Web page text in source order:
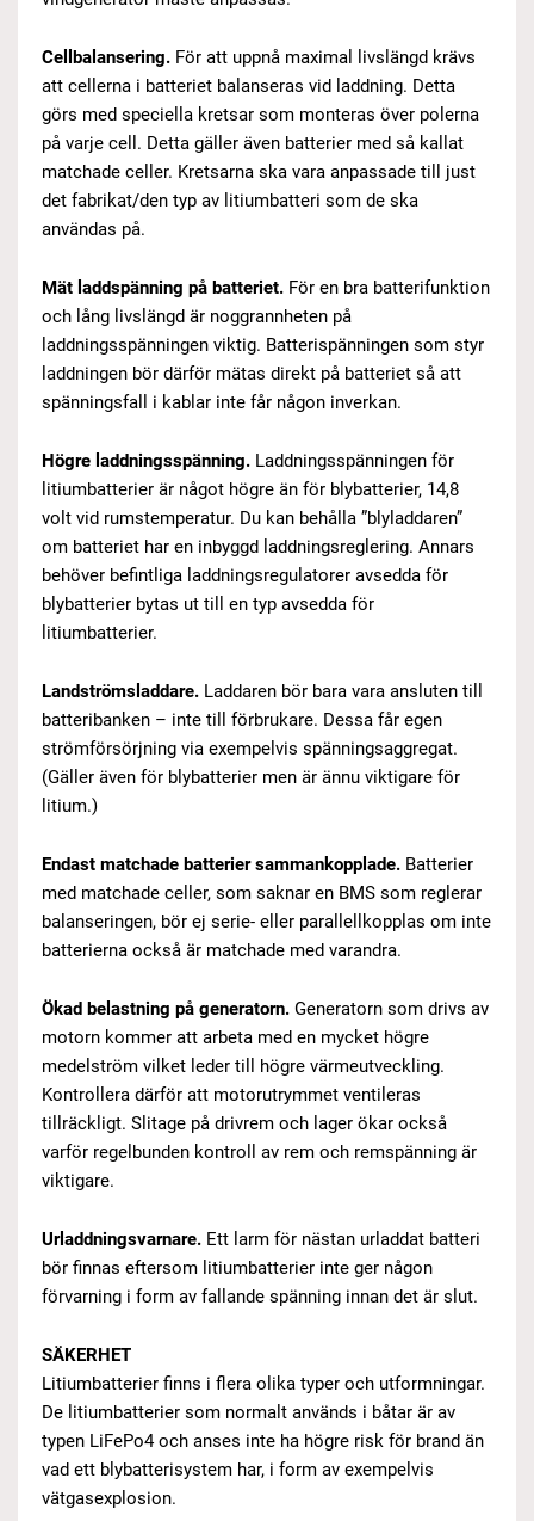
Cellbalansering. För att uppnå maximal livslängd krävs
att cellerna i batteriet balanseras vid laddning. Detta
görs med speciella kretsar som monteras över polerna
på varje cell. Detta gäller även batterier med så kallat
matchade celler. Kretsarna ska vara anpassade till just
det fabrikat/den typ av litiumbatteri som de ska
användas på.
Mät laddspänning på batteriet. För en bra batterifunktion
och lång livslängd är noggrannheten på
laddningsspänningen viktig. Batterispänningen som styr
laddningen bör därför mätas direkt på batteriet så att
spänningsfall i kablar inte får någon inverkan.
Högre laddningsspänning. Laddningsspänningen för
litiumbatterier är något högre än för blybatterier, 14,8
volt vid rumstemperatur. Du kan behålla ”blyladdaren”
om batteriet har en inbyggd laddningsreglering. Annars
behöver befintliga laddningsregulatorer avsedda för
blybatterier bytas ut till en typ avsedda för
litiumbatterier.
Landströmsladdare. Laddaren bör bara vara ansluten till
batteribanken – inte till förbrukare. Dessa får egen
strömförsörjning via exempelvis spänningsaggregat.
(Gäller även för blybatterier men är ännu viktigare för
litium.)
Endast matchade batterier sammankopplade. Batterier
med matchade celler, som saknar en BMS som reglerar
balanseringen, bör ej serie- eller parallellkopplas om inte
batterierna också är matchade med varandra.
Ökad belastning på generatorn. Generatorn som drivs av
motorn kommer att arbeta med en mycket högre
medelström vilket leder till högre värmeutveckling.
Kontrollera därför att motorutrymmet ventileras
tillräckligt. Slitage på drivrem och lager ökar också
varför regelbunden kontroll av rem och remspänning är
viktigare.
Urladdningsvarnare. Ett larm för nästan urladdat batteri
bör finnas eftersom litiumbatterier inte ger någon
förvarning i form av fallande spänning innan det är slut.
SÄKERHET
Litiumbatterier finns i flera olika typer och utformningar.
De litiumbatterier som normalt används i båtar är av
typen LiFePo4 och anses inte ha högre risk för brand än
vad ett blybatterisystem har, i form av exempelvis
vätgasexplosion.